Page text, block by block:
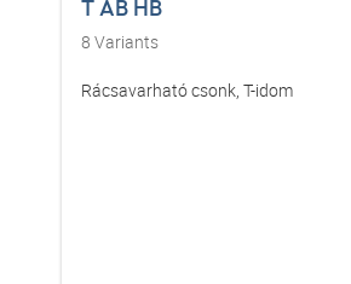
T AB HB
8 Variants
Rácsavarható csonk, T-idom